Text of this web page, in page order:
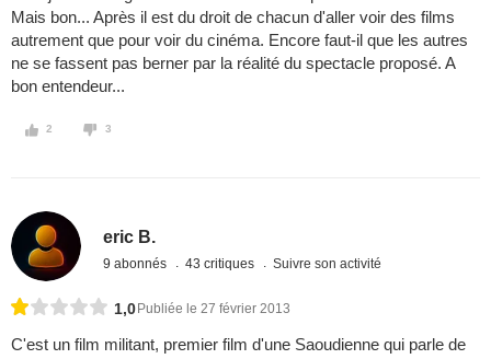
Mais bon... Après il est du droit de chacun d'aller voir des films
autrement que pour voir du cinéma. Encore faut-il que les autres
ne se fassent pas berner par la réalité du spectacle proposé. A
bon entendeur...
2 3
eric B.
9 abonnés 43 critiques Suivre son activité
1,0 Publiée le 27 février 2013
C'est un film militant, premier film d'une Saoudienne qui parle de